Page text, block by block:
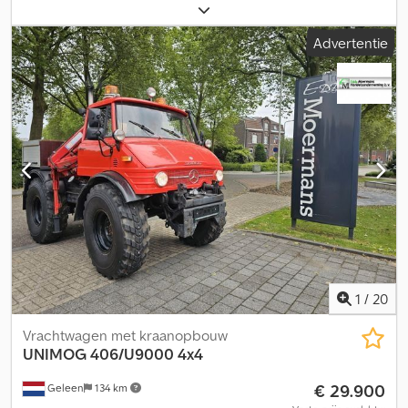
rood
mechanisch, totale breedte:2.000 mm, totale hoogte:2.850 mm,
Unimog 406/U900 4x4 Motor:6 Cylinder 84 Ps Diesel
Erstzulassung Mechanisches 4 Gang Mit 2 Gruppen Getriebe
191.537 Km. Seriennummer:40612110009837 Reifen:14.00 R20
Ca.90% Radstand:238 Cm. 65 Lt.Tank Spiral Stahlfederung
Totalgewicht:5.800 Kg., Leergewicht:4.800 Kg.Nutzlast:800 Kg.
Crsdotrb Iqopfx Ai Rjf Kran: HMF 353 K2 Baujahr:1989 Capacität:1.85
Mtr.:1.475 Kg.-3.27 Mtr.:840 Kg.-4.52 Mtr.:590 Kg.-5.75 Mtr.:465 Kg.
Hydraulische Seilwinde PTO Mit Öllanschlusse Fuer Kehrbesen
Und Schneepflug 1xAnnhänger und 1x Kugel Kupllung Fahrzeug
Ist In Tadenlosen Zustand Videos Zu sehen Auf Irrtümer /
Schreibfehler und Zwischenverkauf Vorbehalten
Advertentie
1 / 20
Geleen 134 km
Vrachtwagen met kraanopbouw
UNIMOG406/U9000 4x4
€ 29.900